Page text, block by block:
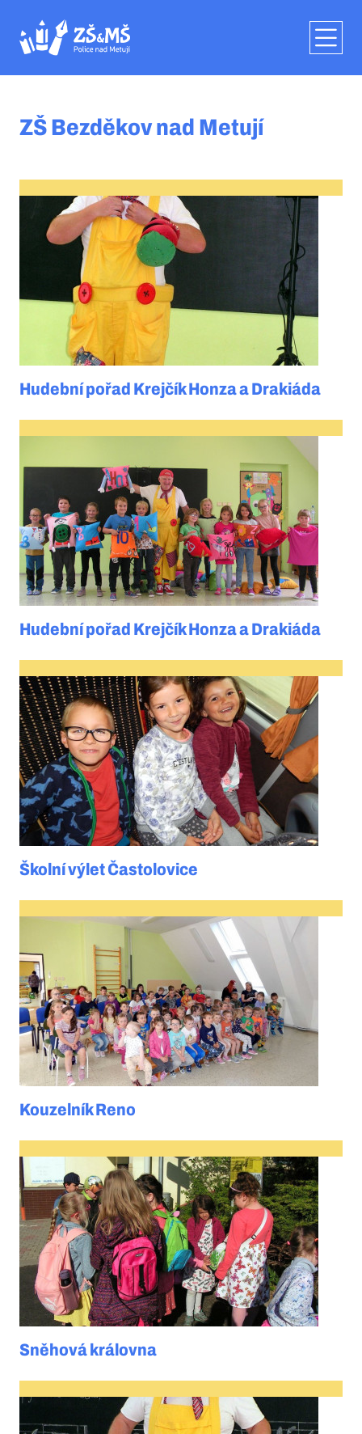
ZŠ Bezděkov nad Metují
Hudební pořad Krejčík Honza a Drakiáda
Hudební pořad Krejčík Honza a Drakiáda
Školní výlet Častolovice
Kouzelník Reno
Sněhová královna